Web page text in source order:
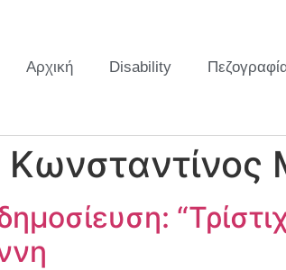
Αρχική Disability
Κωνσταντίνος